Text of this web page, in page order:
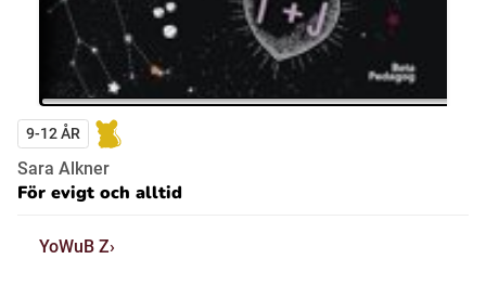
9-12 ÅR
Sara Alkner
För evigt och alltid
YoWuB Z